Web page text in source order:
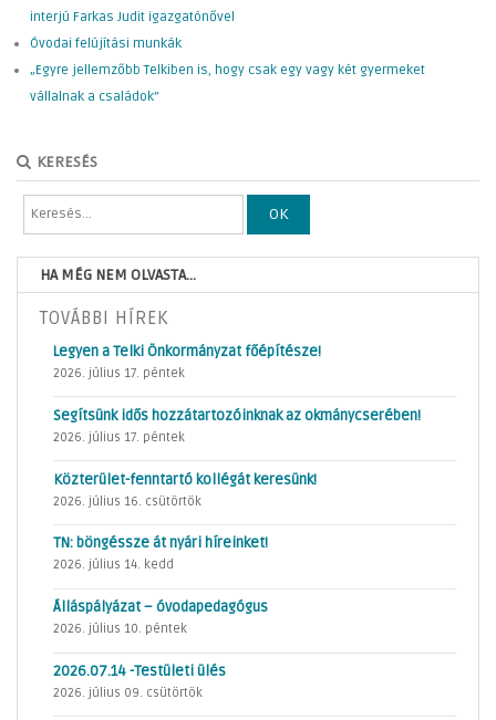
interjú Farkas Judit igazgatónővel
Óvodai felújítási munkák
„Egyre jellemzőbb Telkiben is, hogy csak egy vagy két gyermeket
vállalnak a családok”
KERESÉS
OK
HA MÉG NEM OLVASTA...
TOVÁBBI HÍREK
Legyen a Telki Önkormányzat főépítésze!
2026. július 17. péntek
Segítsünk idős hozzátartozóinknak az okmánycserében!
2026. július 17. péntek
Közterület-fenntartó kollégát keresünk!
2026. július 16. csütörtök
TN: böngéssze át nyári híreinket!
2026. július 14. kedd
Álláspályázat – óvodapedagógus
2026. július 10. péntek
2026.07.14 -Testületi ülés
2026. július 09. csütörtök